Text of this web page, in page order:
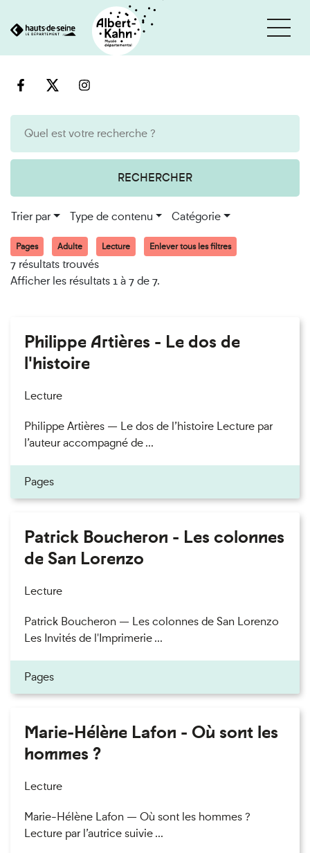
au
RECHERCHER
Trier par Type de contenu Catégorie
Pages Adulte Lecture Enlever tous les filtres
7 résultats trouvés
Afficher les résultats 1 à 7 de 7.
Philippe Artières - Le dos de
l'histoire
Lecture
Philippe Artières — Le dos de l’histoire Lecture par
l’auteur accompagné de ...
Pages
Patrick Boucheron - Les colonnes
de San Lorenzo
Lecture
Patrick Boucheron — Les colonnes de San Lorenzo
Les Invités de l'Imprimerie ...
Pages
Marie-Hélène Lafon - Où sont les
hommes ?
Lecture
Marie-Hélène Lafon — Où sont les hommes ?
Lecture par l’autrice suivie ...
Cookies et traceurs utilisés sur ce site